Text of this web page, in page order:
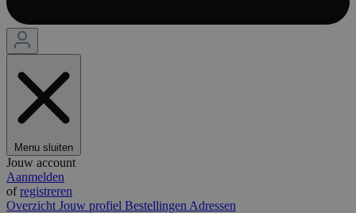
Menu sluiten
Jouw account
Aanmelden
ofregistreren
Overzicht Jouw profiel Bestellingen Adressen